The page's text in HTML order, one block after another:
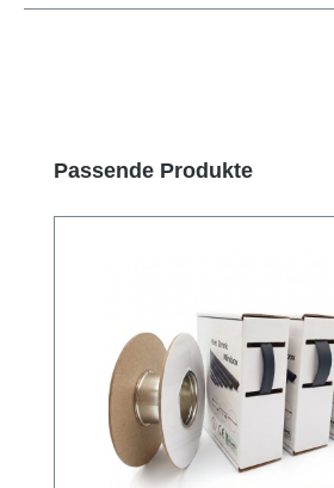
Produktgalerie überspringen
Passende Produkte